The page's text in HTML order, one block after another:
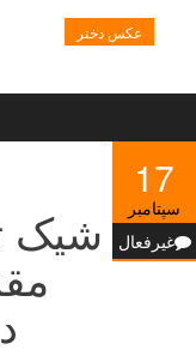
عکس دختر
17
سپتامبر
غیرفعال
شیک